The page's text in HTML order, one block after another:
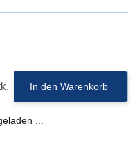
In den Warenkorb
...